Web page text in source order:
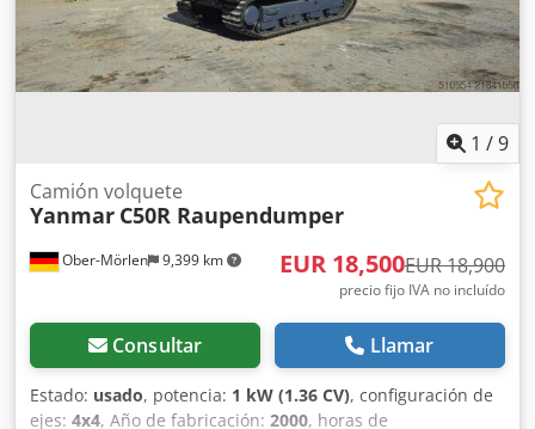
1 /9
Ober-Mörlen 9,399 km
Camión volquete
Yanmar C50R Raupendumper
EUR 18,500EUR 18,900
precio fijo IVA no incluído
Consultar Llamar
Estado: usado, potencia: 1 kW (1.36 CV), configuración de
ejes: 4x4, Año de fabricación: 2000, horas de